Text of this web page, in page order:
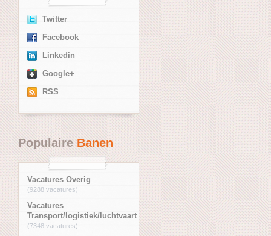
Twitter
Facebook
Linkedin
Google+
RSS
PopulaireBanen
Vacatures Overig
(9288 vacatures)
Vacatures
Transport/logistiek/luchtvaart
(7348 vacatures)